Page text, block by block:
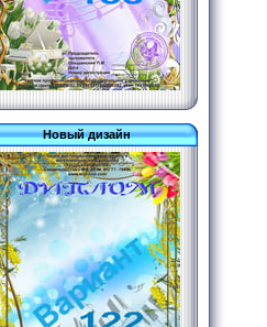
Новый дизайн